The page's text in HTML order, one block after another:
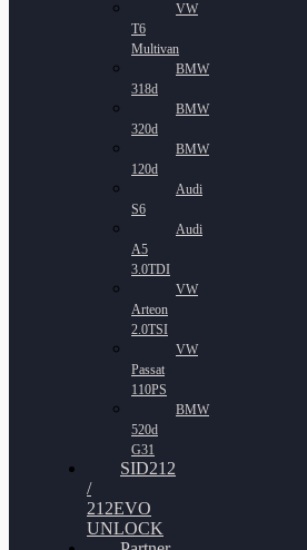
VW
T6
Multivan
BMW
318d
BMW
320d
BMW
120d
Audi
S6
Audi
A5
3.0TDI
VW
Arteon
2.0TSI
VW
Passat
110PS
BMW
520d
G31
SID212
/
212EVO
UNLOCK